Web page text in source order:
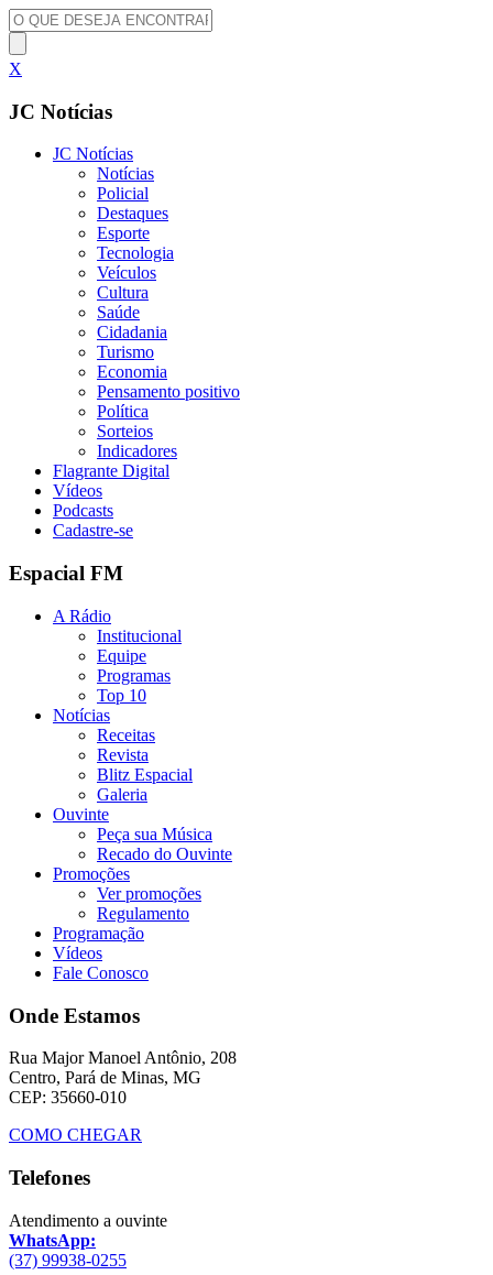
X
JC Notícias
JC Notícias
Notícias
Policial
Destaques
Esporte
Tecnologia
Veículos
Cultura
Saúde
Cidadania
Turismo
Economia
Pensamento positivo
Política
Sorteios
Indicadores
Flagrante Digital
Vídeos
Podcasts
Cadastre-se
Espacial FM
A Rádio
Institucional
Equipe
Programas
Top 10
Notícias
Receitas
Revista
Blitz Espacial
Galeria
Ouvinte
Peça sua Música
Recado do Ouvinte
Promoções
Ver promoções
Regulamento
Programação
Vídeos
Fale Conosco
Onde Estamos
Rua Major Manoel Antônio, 208
Centro, Pará de Minas, MG
CEP: 35660-010
COMO CHEGAR
Telefones
Atendimento a ouvinte
WhatsApp:
(37) 99938-0255